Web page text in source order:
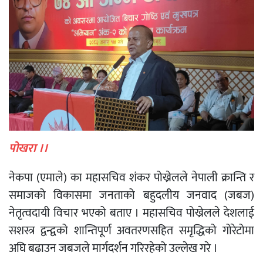
पोखरा ।।
नेकपा (एमाले) का महासचिव शंकर पोख्रेलले नेपाली क्रान्ति र
समाजको विकासमा जनताको बहुदलीय जनवाद (जबज)
नेतृत्वदायी विचार भएको बताए । महासचिव पोख्रेलले देशलाई
सशस्त्र द्वन्द्वको शान्तिपूर्ण अवतरणसहित समृद्धिको गोरेटोमा
अघि बढाउन जबजले मार्गदर्शन गरिरहेको उल्लेख गरे ।